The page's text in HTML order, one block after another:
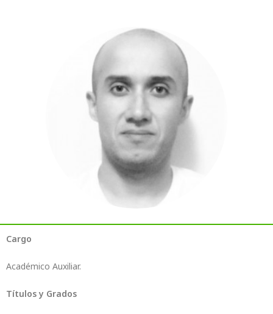
Cargo
Académico Auxiliar.
Títulos y Grados